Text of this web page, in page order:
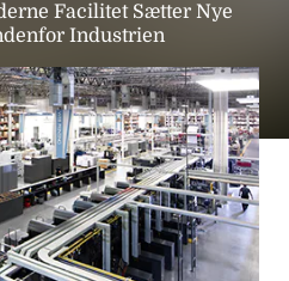
Facilitet Sætter Nye
Industrien